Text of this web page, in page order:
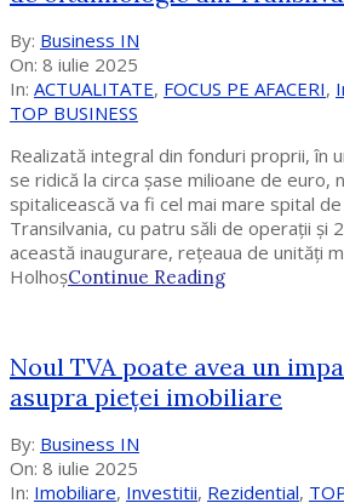
2025-
07-
08
By: Business IN
On: 8 iulie 2025
In: ACTUALITATE, FOCUS PE AFACERI,
TOP BUSINESS
Realizată integral din fonduri proprii, în
se ridică la circa șase milioane de euro,
spitalicească va fi cel mai mare spital
Transilvania, cu patru săli de operații și
această inaugurare, rețeaua de unități
HolhoșContinue Reading
Noul TVA poate avea un
asupra pieței imobiliare
2025-
07-
08
By: Business IN
On: 8 iulie 2025
In: Imobiliare, Investitii, Rezidential,